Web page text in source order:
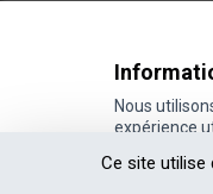
Ce site utilise
Nous
expérience
(Lien
Site réalisé